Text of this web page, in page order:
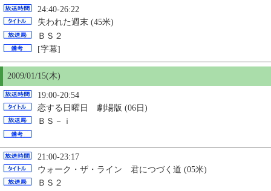
24:40-26:22
失われた週末 (45米)
ＢＳ２
[字幕]
2009/01/15(木)
19:00-20:54
恋する日曜日 劇場版 (06日)
ＢＳ－ｉ
21:00-23:17
ウォーク・ザ・ライン 君につづく道 (05米)
ＢＳ２